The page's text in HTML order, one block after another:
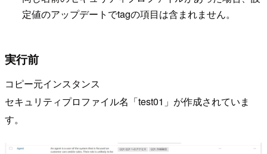
定値のアップデートでtagの項目は含まれません。
実行前
コピー元インスタンス
セキュリティプロファイル名「test01」が作成されていま
す。